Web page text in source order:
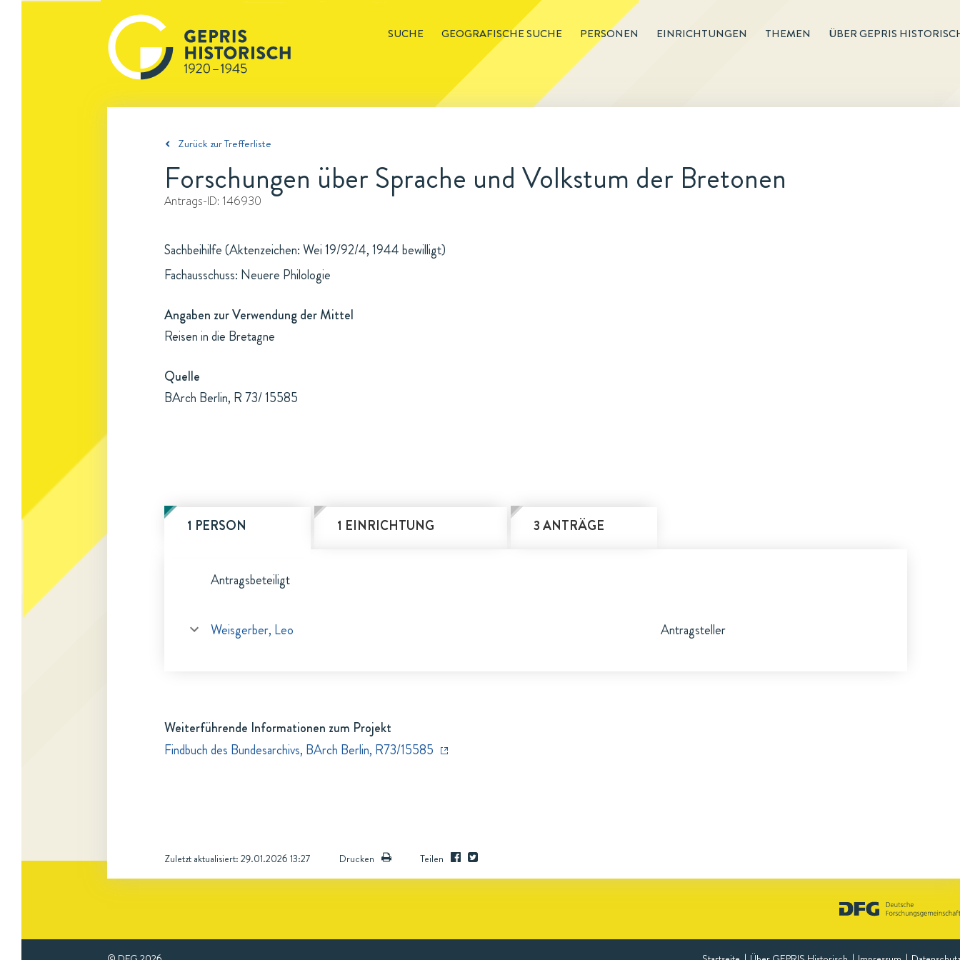
SUCHE GEOGRAFISCHE SUCHE PERSONEN EINRICHTUNGEN THEMEN ÜBER GEPRIS
Zurück zur Trefferliste
Forschungen über Sprache und Volkstum der Bretonen
Antrags-ID: 146930
Sachbeihilfe (Aktenzeichen: Wei 19/92/4, 1944 bewilligt)
Fachausschuss: Neuere Philologie
Angaben zur Verwendung der Mittel
Reisen in die Bretagne
Quelle
BArch Berlin, R 73/ 15585
1 PERSON 1 EINRICHTUNG 3 ANTRÄGE
Antragsbeteiligt
Weisgerber, Leo Antragsteller
Weiterführende Informationen zum Projekt
Findbuch des Bundesarchivs, BArch Berlin, R73/15585
Zuletzt aktualisiert: 29.01.2026 13:27 Drucken Teilen